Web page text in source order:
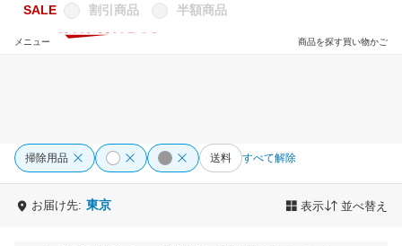
買い物かご
商品を探す
メニュー
SALE 割引商品 半額商品
掃除用品 送料 すべて解除
お届け先: 東京 表示 並べ替え